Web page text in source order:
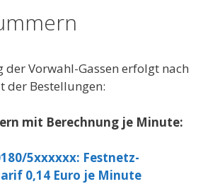
der Vorwahl-Gassen erfolgt nach
der Bestellungen:
mit Berechnung je Minute:
5xxxxxx: Festnetz-
0,14 Euro je Minute